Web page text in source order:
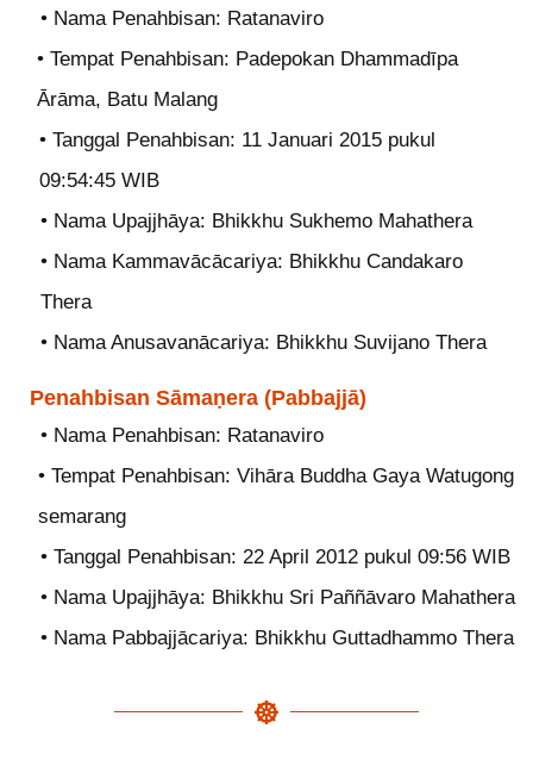
• Nama Penahbisan: Ratanaviro
• Tempat Penahbisan: Padepokan Dhammadīpa
Ārāma, Batu Malang
• Tanggal Penahbisan: 11 Januari 2015 pukul
09:54:45 WIB
• Nama Upajjhāya: Bhikkhu Sukhemo Mahathera
• Nama Kammavācācariya: Bhikkhu Candakaro
Thera
• Nama Anusavanācariya: Bhikkhu Suvijano Thera
Penahbisan Sāmaṇera (Pabbajjā)
• Nama Penahbisan: Ratanaviro
• Tempat Penahbisan: Vihāra Buddha Gaya Watugong
semarang
• Tanggal Penahbisan: 22 April 2012 pukul 09:56 WIB
• Nama Upajjhāya: Bhikkhu Sri Paññāvaro Mahathera
• Nama Pabbajjācariya: Bhikkhu Guttadhammo Thera